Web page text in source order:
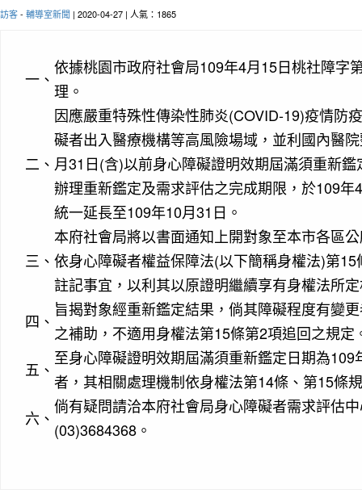
訪客- 輔導室新聞 | 2020-04-27 | 人氣：1865
一、
依據桃園市政府社會局109年4月15日桃社障字
理。
二、
因應嚴重特殊性傳染性肺炎(COVID-19)疫情防
礙者出入醫療機構等高風險場域，並利國內醫
月31日(含)以前身心障礙證明效期屆滿須重新
辦理重新鑑定及需求評估之完成期限，於109年
統一延長至109年10月31日。
三、
本府社會局將以書面通知上開對象至本市各區
依身心障礙者權益保障法(以下簡稱身權法)第
註記事宜，以利其以原證明繼續享有身權法所
四、
旨揭對象經重新鑑定結果，倘其障礙程度有變
之補助，不適用身權法第15條第2項追回之規定
五、
至身心障礙證明效期屆滿須重新鑑定日期為109
者，其相關處理機制依身權法第14條、第15條
六、
倘有疑問請洽本府社會局身心障礙者需求評估
(03)3684368。